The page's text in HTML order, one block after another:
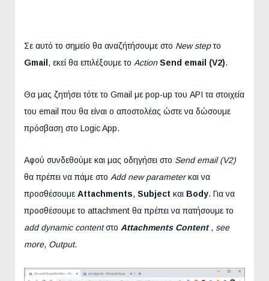
Σε αυτό το σημείο θα αναζήτήσουμε στο New stepτο
Gmail , εκεί θα επιλέξουμε το ActionSend email (V2).
Θα μας ζητήσει τότε το Gmail με pop-up του API τα στοιχεία
του email που θα είναι ο αποστολέας ώστε να δώσουμε
πρόσβαση στο Logic App.
Αφού συνδεθούμε και μας οδηγήσει στο Send email (V2)
θα πρέπει να πάμε στο Add new parameterκαι να
προσθέσουμε Attachments, Subject και Body. Για να
προσθέσουμε το attachment θα πρέπει να πατήσουμε το
add dynamic contentστο Attachments Content, see
more, Output.